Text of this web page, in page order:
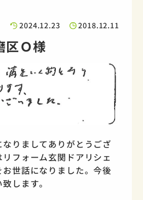
2024.12.23
2018.12.11
区Ｏ様
りましてありがとうござ
フォーム玄関ドアリシェ
世話になりました。今後
します。